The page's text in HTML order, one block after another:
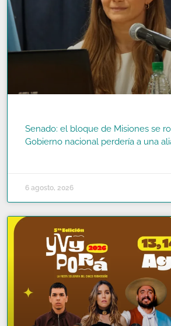
Senado: el bloque de Misiones se
Gobierno nacional perdería a una
6 agosto, 2026